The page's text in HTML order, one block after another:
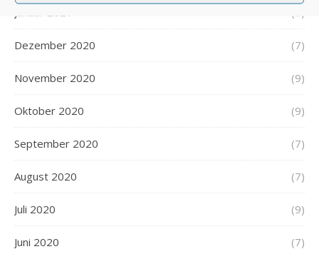
Dezember 2020 (7)
November 2020 (9)
Oktober 2020 (9)
September 2020 (7)
August 2020 (7)
Juli 2020 (9)
Juni 2020 (7)